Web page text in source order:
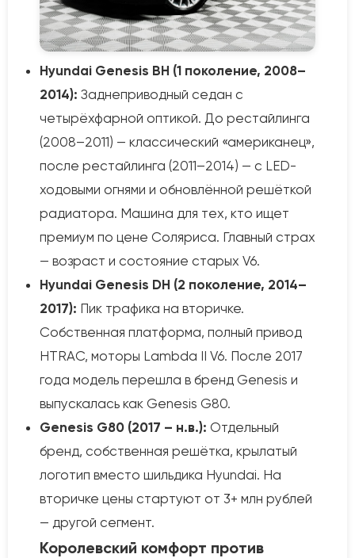
Hyundai Genesis BH (1 поколение, 2008–
2014): Заднеприводный седан с
четырёхфарной оптикой. До рестайлинга
(2008–2011) — классический «американец»,
после рестайлинга (2011–2014) — с LED-
ходовыми огнями и обновлённой решёткой
радиатора. Машина для тех, кто ищет
премиум по цене Соляриса. Главный страх
— возраст и состояние старых V6.
Hyundai Genesis DH (2 поколение, 2014–
2017): Пик трафика на вторичке.
Собственная платформа, полный привод
HTRAC, моторы Lambda II V6. После 2017
года модель перешла в бренд Genesis и
выпускалась как Genesis G80.
Genesis G80 (2017 – н.в.): Отдельный
бренд, собственная решётка, крылатый
логотип вместо шильдика Hyundai. На
вторичке цены стартуют от 3+ млн рублей
— другой сегмент.
Королевский комфорт против